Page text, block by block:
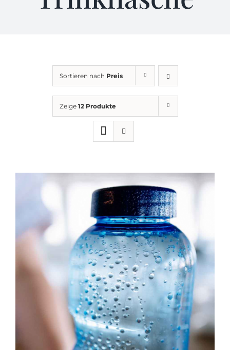
AGB
Impressum
Datenschutz
Sortieren nach Preis
Zeige 12 Produkte